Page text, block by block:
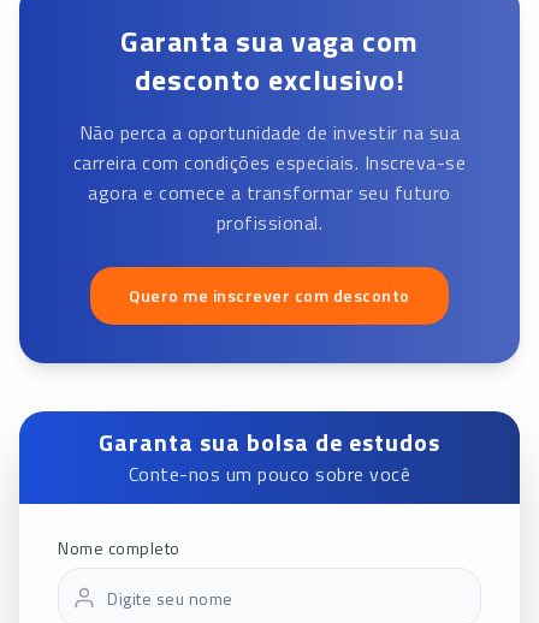
Garanta sua vaga com
desconto exclusivo!
Não perca a oportunidade de investir na sua
carreira com condições especiais. Inscreva-se
agora e comece a transformar seu futuro
profissional.
Quero me inscrever com desconto
Garanta sua bolsa de estudos
Conte-nos um pouco sobre você
Nome completo